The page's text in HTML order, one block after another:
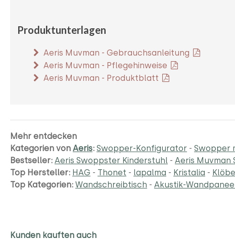
Produktunterlagen
Aeris Muvman - Gebrauchsanleitung
Aeris Muvman - Pflegehinweise
Aeris Muvman - Produktblatt
Mehr entdecken
Kategorien von Aeris: Swopper-Konfigurator - Swopper
Bestseller: Aeris Swoppster Kinderstuhl - Aeris Muvman
Top Hersteller: HAG - Thonet - lapalma - Kristalia -
Top Kategorien: Wandschreibtisch - Akustik-
Kunden kauften auch